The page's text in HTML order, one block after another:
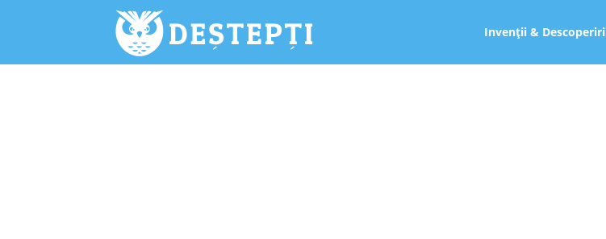
Deștepți.ro Invenții & Descoperiri